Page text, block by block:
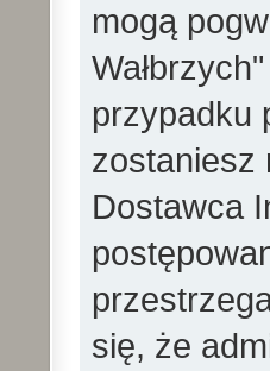
mogą
przypadku
zostaniesz
Dostawca
się, że